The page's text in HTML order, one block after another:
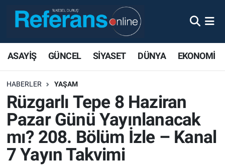
ASAYİŞ GÜNCEL SİYASET DÜNYA EKONOMİ
HABERLER YAŞAM
Rüzgarlı Tepe 8 Haziran
Pazar Günü Yayınlanacak
mı? 208. Bölüm İzle – Kanal
7 Yayın Takvimi